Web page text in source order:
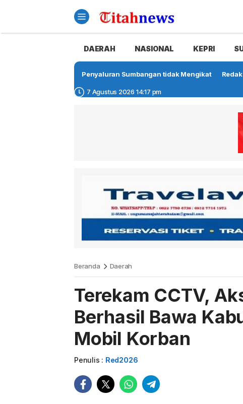
DAERAH NASIONAL KEPRI
Penyaluran Sumbangan tidak Mengikat
7 Agustus 2026 14:17 pm
Beranda Daerah
Terekam CCTV,
Berhasil Bawa
Mobil Korban
Penulis : Red2026